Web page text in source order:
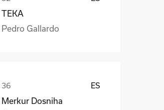
TEKA
Pedro Gallardo
ES
Merkur Dosniha